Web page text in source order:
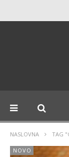
NASLOVNA TAG
NOVO